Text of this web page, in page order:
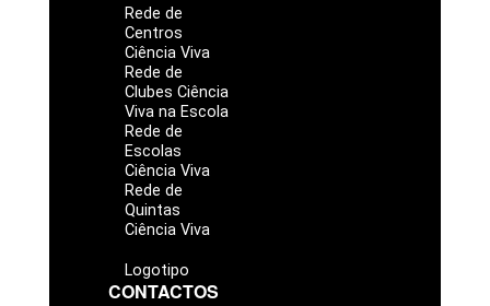
Rede de
Centros
Ciência Viva
Rede de
Clubes Ciência
Viva na Escola
Rede de
Escolas
Ciência Viva
Rede de
Quintas
Ciência Viva
Logotipo
CONTACTOS